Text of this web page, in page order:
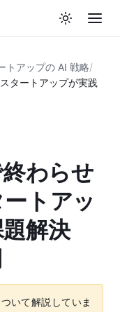
トアップの AI 戦略/
タートアップが実践
わらせ
トアッ
解決
いて解説していま